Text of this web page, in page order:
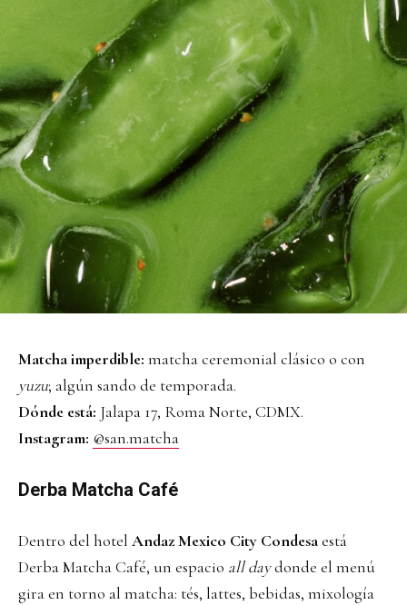
Matcha imperdible: matcha ceremonial clásico o con
yuzu; algún sando de temporada.
Dónde está: Jalapa 17, Roma Norte, CDMX.
Instagram: @san.matcha
Derba Matcha Café
Dentro del hotel Andaz Mexico City Condesaestá
Derba Matcha Café, un espacio all daydonde el menú
gira en torno al matcha: tés, lattes, bebidas, mixología